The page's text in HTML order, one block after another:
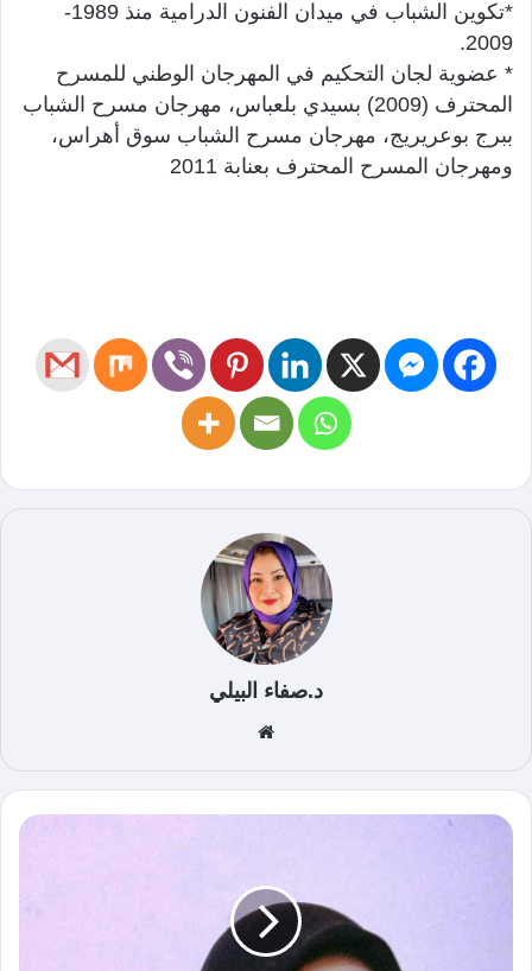
*تكوين الشباب في ميدان الفنون الدرامية منذ 1989-
2009.
* عضوية لجان التحكيم في المهرجان الوطني للمسرح
المحترف (2009) بسيدي بلعباس، مهرجان مسرح الشباب
ببرج بوعريريج، مهرجان مسرح الشباب سوق أهراس،
ومهرجان المسرح المحترف بعنابة 2011
د.صفاء البيلي
الوي
ب